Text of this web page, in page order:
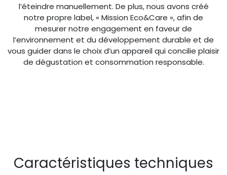
l’éteindre manuellement. De plus, nous avons créé
notre propre label, « Mission Eco&Care », afin de
mesurer notre engagement en faveur de
l’environnement et du développement durable et de
vous guider dans le choix d’un appareil qui concilie plaisir
de dégustation et consommation responsable.
Caractéristiques techniques